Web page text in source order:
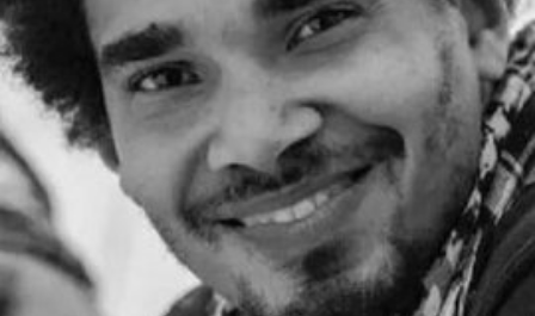
摩根加入泰特美术馆之际，正值该机构处于动荡时
期。泰特美术馆目前正面临财务困境，最近的一份
报告显示其运营处于亏损状态。泰特美术馆曾试图
通过裁员来解决资金问题，导致员工士气急剧下降
并引发了罢工。此外，尽管翠西·艾敏和弗里达·卡
罗的展览广受好评，但去年泰特不列颠美术馆和泰
特现代美术馆的参观人数仍远低于疫情前的水平。
摩根于2015年加入迪亚艺术基金会担任总监。任职